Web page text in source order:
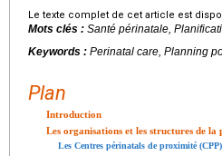
Le texte complet de cet article est
Mots clés : Santé périnatale,
Keywords : Perinatal care, Planning
Plan
Introduction
Les organisations et les structures de la
Les Centres périnatals de proximité (CPP)